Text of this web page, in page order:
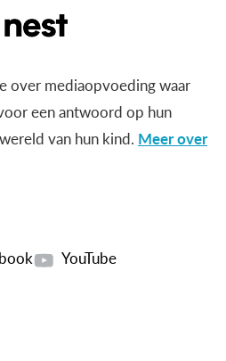
over mediaopvoeding waar
een antwoord op hun
van hun kind. Meer over
YouTube